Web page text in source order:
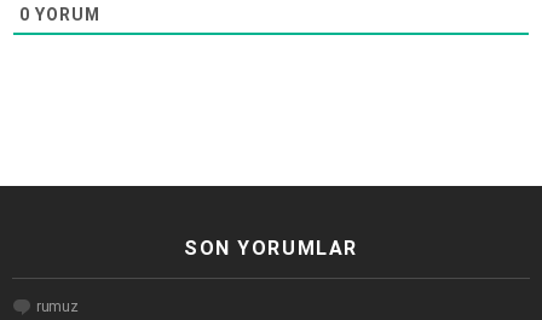
0 YORUM
SON YORUMLAR
rumuz